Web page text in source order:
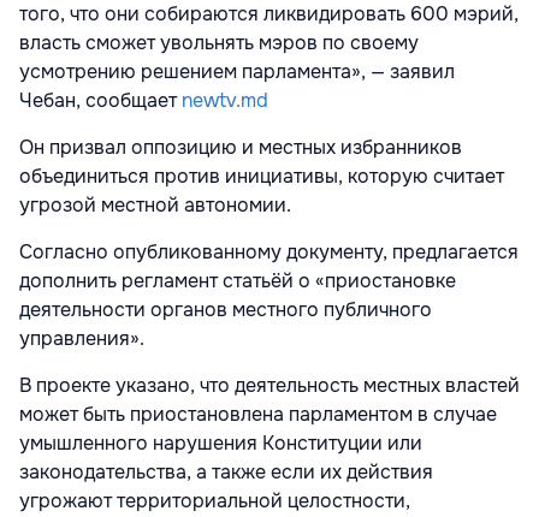
того, что они собираются ликвидировать 600 мэрий,
власть сможет увольнять мэров по своему
усмотрению решением парламента», — заявил
Чебан, сообщаетnewtv.md
Он призвал оппозицию и местных избранников
объединиться против инициативы, которую считает
угрозой местной автономии.
Согласно опубликованному документу, предлагается
дополнить регламент статьёй о «приостановке
деятельности органов местного публичного
управления».
В проекте указано, что деятельность местных властей
может быть приостановлена парламентом в случае
умышленного нарушения Конституции или
законодательства, а также если их действия
угрожают территориальной целостности,